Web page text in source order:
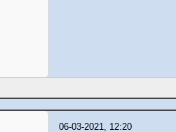
06-03-2021, 12:20